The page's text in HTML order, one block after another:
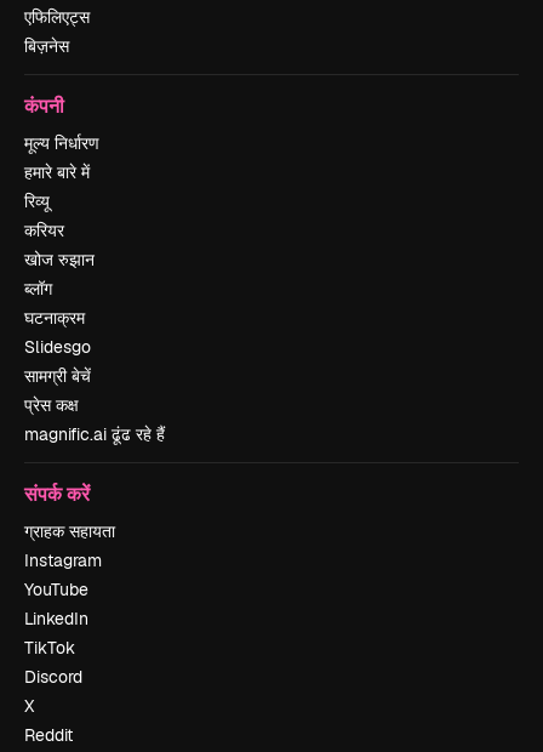
एफिलिएट्स
बिज़नेस
कंपनी
मूल्य निर्धारण
हमारे बारे में
रिव्यू
करियर
खोज रुझान
ब्लॉग
घटनाक्रम
Slidesgo
सामग्री बेचें
प्रेस कक्ष
magnific.ai ढूंढ रहे हैं
संपर्क करें
ग्राहक सहायता
Instagram
YouTube
LinkedIn
TikTok
Discord
X
Reddit